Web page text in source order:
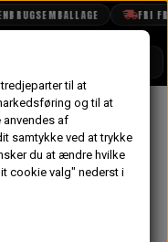
FRI
Varme, Vand & Olie
Olie
til at
og til at
anvendes af
samtykke ved at trykke
du at ændre hvilke
cookie valg" nederst i